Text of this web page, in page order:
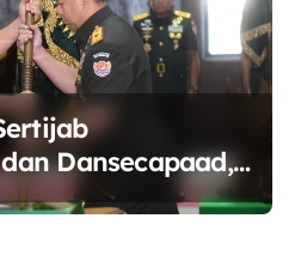
Dansecapaad,
Organisasi